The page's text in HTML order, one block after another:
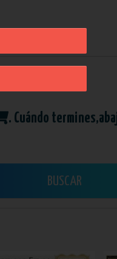
soñado
. Cuándo
BUSCAR